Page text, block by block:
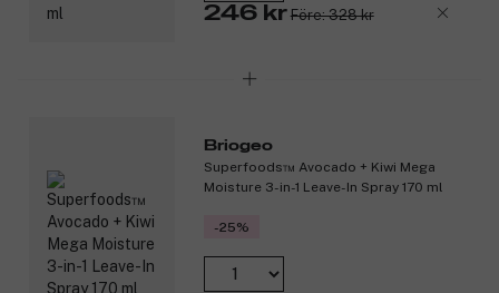
246 kr Före: 328 kr
Briogeo
Superfoods™ Avocado + Kiwi Mega
Moisture 3-in-1 Leave-In Spray 170 ml
-25%